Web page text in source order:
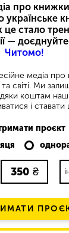
про книжки
українське
це стало
—
Читомо!
медіа про
та світі. Ми
коштам
і
проєкт
350 ₴